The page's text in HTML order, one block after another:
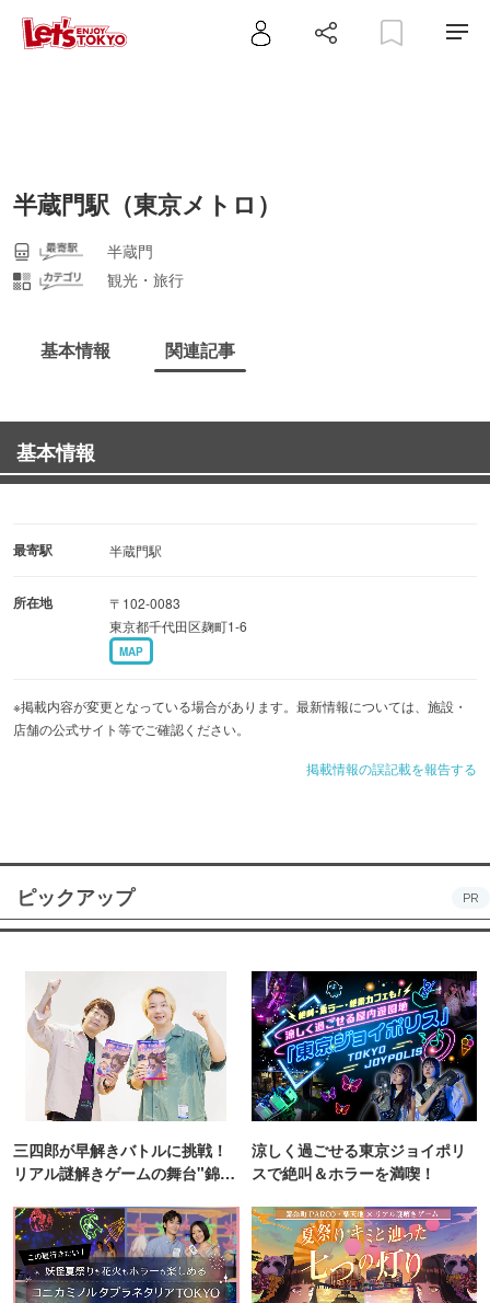
半蔵門駅（東京メトロ）
半蔵門
観光・旅行
基本情報 関連記事
基本情報
最寄駅 半蔵門駅
所在地
〒102-0083
東京都千代田区麹町1-6
MAP
※掲載内容が変更となっている場合があります。最新情報については、施設・
店舗の公式サイト等でご確認ください。
掲載情報の誤記載を報告する
ピックアップ PR
三四郎が早解きバトルに挑戦！
リアル謎解きゲームの舞台"錦糸
涼しく過ごせる東京ジョイポリ
スで絶叫＆ホラーを満喫！